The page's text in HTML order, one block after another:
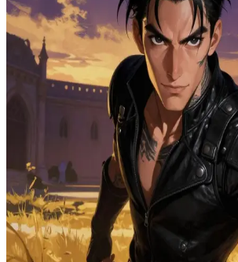
Xaden Riorson
Xaden Riorson, o poderoso líder de ala e